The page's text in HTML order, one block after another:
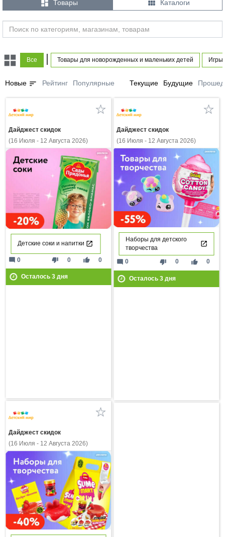
 Товары  Каталоги
Все Товары для новорожденных и маленьких детей Игры
Новые sort Рейтинг Популярные Текущие Будущие
Дайджест скидок
(16 Июля - 12 Августа 2026)
Детские соки и напитки
thumb_down 0 thumb_up 0
mode_comment 0
Осталось 3дня
Дайджест скидок
(16 Июля - 12 Августа 2026)
Наборы для детского
творчества
thumb_down 0 thumb_up 0
mode_comment 0
Осталось 3дня
Дайджест скидок
(16 Июля - 12 Августа 2026)